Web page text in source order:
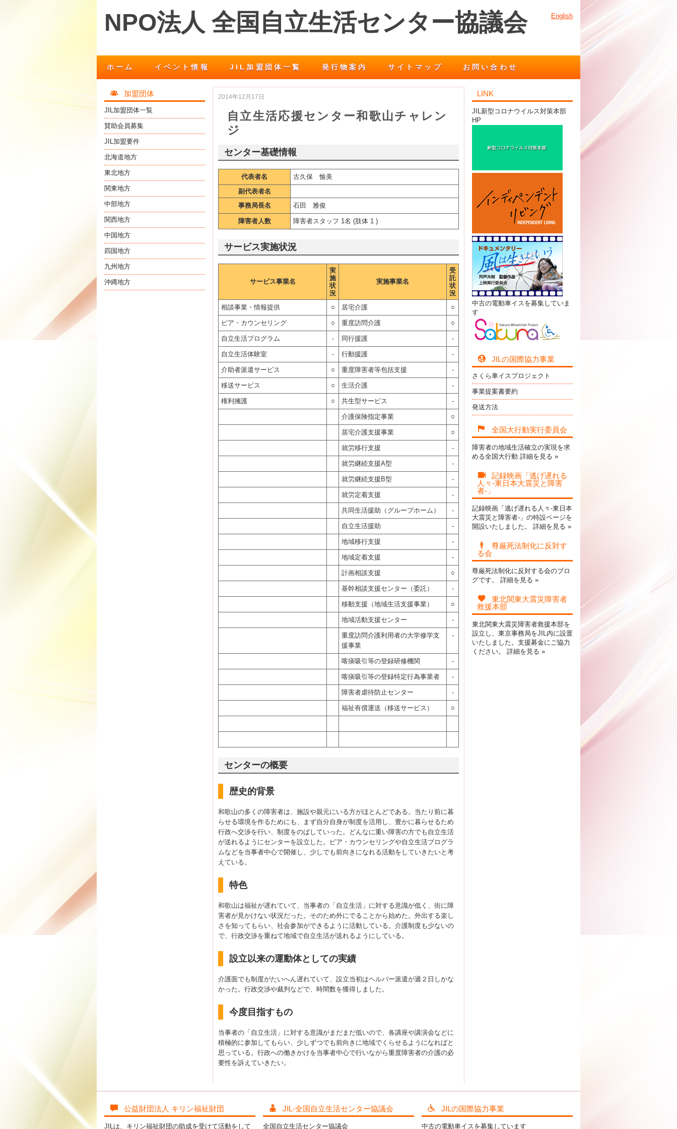
NPO法人 全国自立生活センター協議会 English
ホーム イベント情報 JIL加盟団体一覧 発行物案内 サイトマップ お問い合わせ
2014年12月17日
自立生活応援センター和歌山チャレン
ジ
センター基礎情報
代表者名
古久保 愉美
副代表者名
事務局長名
石田 雅俊
障害者人数 障害者スタッフ 1名 (肢体 1 )
サービス実施状況
サービス事業名
実
施
状
況
実施事業名
受
託
状
況
相談事業・情報提供
○ 居宅介護 ○
ピア・カウンセリング ○ 重度訪問介護 ○
自立生活プログラム - 同行援護 -
自立生活体験室 - 行動援護 -
介助者派遣サービス ○ 重度障害者等包括支援 -
移送サービス ○ 生活介護 -
権利擁護 ○ 共生型サービス -
介護保険指定事業 ○
居宅介護支援事業 ○
就労移行支援 -
就労継続支援A型 -
就労継続支援B型 -
就労定着支援 -
共同生活援助（グループホーム） -
自立生活援助 -
地域移行支援 -
地域定着支援 -
計画相談支援 ○
基幹相談支援センター（委託） -
移動支援（地域生活支援事業） ○
地域活動支援センター -
重度訪問介護利用者の大学修学支
援事業
-
喀痰吸引等の登録研修機関 -
喀痰吸引等の登録特定行為事業者 -
障害者虐待防止センター -
福祉有償運送（移送サービス） ○
センターの概要
歴史的背景
和歌山の多くの障害者は、施設や親元にいる方がほとんどである。当たり前に暮
らせる環境を作るためにも、まず自分自身が制度を活用し、豊かに暮らせるため
行政へ交渉を行い、制度をのばしていった。どんなに重い障害の方でも自立生活
が送れるようにセンターを設立した。ピア・カウンセリングや自立生活プログラ
ムなどを当事者中心で開催し、少しでも前向きになれる活動をしていきたいと考
えている。
特色
和歌山は福祉が遅れていて、当事者の「自立生活」に対する意識が低く、街に障
害者が見かけない状況だった。そのため外にでることから始めた。外出する楽し
さを知ってもらい、社会参加ができるように活動している。介護制度も少ないの
で、行政交渉を重ねて地域で自立生活が送れるようにしている。
設立以来の運動体としての実績
介護面でも制度がたいへん遅れていて、設立当初はヘルパー派遣が週２日しかな
かった。行政交渉や裁判などで、時間数を獲得しました。
今度目指すもの
当事者の「自立生活」に対する意識がまだまだ低いので、各講座や講演会などに
積極的に参加してもらい、少しずつでも前向きに地域でくらせるようになればと
思っている。行政への働きかけを当事者中心で行いながら重度障害者の介護の必
要性を訴えていきたい。
加盟団体
JIL加盟団体一覧
賛助会員募集
JIL加盟要件
北海道地方
東北地方
関東地方
中部地方
関西地方
中国地方
四国地方
九州地方
沖縄地方
LINK
JIL新型コロナウイルス対策本部
HP
中古の電動車イスを募集していま
す
JILの国際協力事業
さくら車イスプロジェクト
事業提案書要約
発送方法
全国大行動実行委員会
障害者の地域生活確立の実現を求
める全国大行動 詳細を見る »
記録映画「逃げ遅れる
人々-東日本大震災と障害
者-」
記録映画「逃げ遅れる人々-東日本
大震災と障害者-」の特設ページを
開設いたしました。 詳細を見る »
尊厳死法制化に反対す
る会
尊厳死法制化に反対する会のブロ
グです。 詳細を見る »
東北関東大震災障害者
救援本部
東北関東大震災障害者救援本部を
設立し、東京事務局をJIL内に設置
いたしました。支援募金にご協力
ください。 詳細を見る »
公益財団法人 キリン福祉財団
JILは、キリン福祉財団の助成を受けて活動をして
JIL-全国自立生活センター協議会
全国自立生活センター協議会
JILの国際協力事業
中古の電動車イスを募集しています